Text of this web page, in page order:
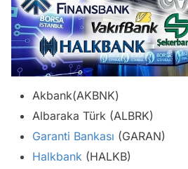
Akbank(AKBNK)
Albaraka Türk (ALBRK)
Garanti Bankası (GARAN)
Halkbank (HALKB)